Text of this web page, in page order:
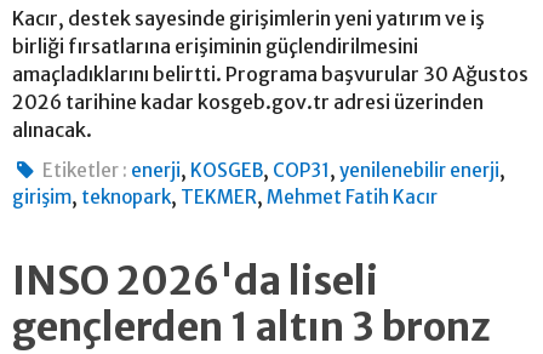
Kacır, destek sayesinde girişimlerin yeni yatırım ve iş
birliği fırsatlarına erişiminin güçlendirilmesini
amaçladıklarını belirtti. Programa başvurular 30 Ağustos
2026 tarihine kadar kosgeb.gov.tr adresi üzerinden
alınacak.
Etiketler : enerji, KOSGEB, COP31,yenilenebilir enerji,
girişim, teknopark, TEKMER, Mehmet Fatih Kacır
INSO 2026'da liseli
gençlerden 1 altın 3 bronz